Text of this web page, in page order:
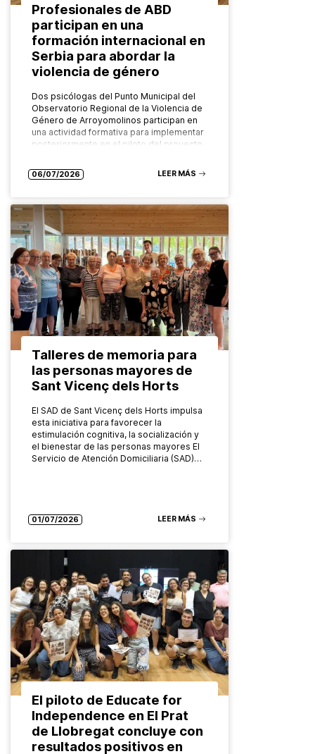
Profesionales de ABD
participan en una
formación internacional en
Serbia para abordar la
violencia de género
Dos psicólogas del Punto Municipal del
Observatorio Regional de la Violencia de
Género de Arroyomolinos participan en
una actividad formativa para implementar
posteriormente en el piloto del proyecto
06/07/2026 LEER MÁS
Talleres de memoria para
las personas mayores de
Sant Vicenç dels Horts
El SAD de Sant Vicenç dels Horts impulsa
esta iniciativa para favorecer la
estimulación cognitiva, la socialización y
el bienestar de las personas mayores El
Servicio de Atención Domiciliaria (SAD)…
01/07/2026 LEER MÁS
El piloto de Educate for
Independence en El Prat
de Llobregat concluye con
resultados positivos en